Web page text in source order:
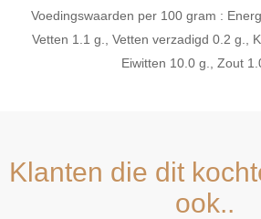
Voedingswaarden per 100 gram :
Vetten 1.1 g., Vetten verzadigd 0.2 g.,
Eiwitten 10.0 g., Zout
Klanten die dit
ook..